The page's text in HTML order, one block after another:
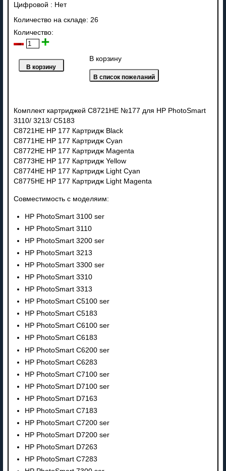
Цифровой : Нет
Количество на складе: 26
Количество:
В корзину
Комплект картриджей C8721HE №177 для HP PhotoSmart
3110/ 3213/ C5183
C8721HE HP 177 Картридж Black
C8771HE HP 177 Картридж Cyan
C8772HE HP 177 Картридж Magenta
C8773HE HP 177 Картридж Yellow
C8774HE HP 177 Картридж Light Cyan
C8775HE HP 177 Картридж Light Magenta
Совместимость с моделяим:
HP PhotoSmart 3100 ser
HP PhotoSmart 3110
HP PhotoSmart 3200 ser
HP PhotoSmart 3213
HP PhotoSmart 3300 ser
HP PhotoSmart 3310
HP PhotoSmart 3313
HP PhotoSmart C5100 ser
HP PhotoSmart C5183
HP PhotoSmart C6100 ser
HP PhotoSmart C6183
HP PhotoSmart C6200 ser
HP PhotoSmart C6283
HP PhotoSmart C7100 ser
HP PhotoSmart D7100 ser
HP PhotoSmart D7163
HP PhotoSmart C7183
HP PhotoSmart C7200 ser
HP PhotoSmart D7200 ser
HP PhotoSmart D7263
HP PhotoSmart C7283